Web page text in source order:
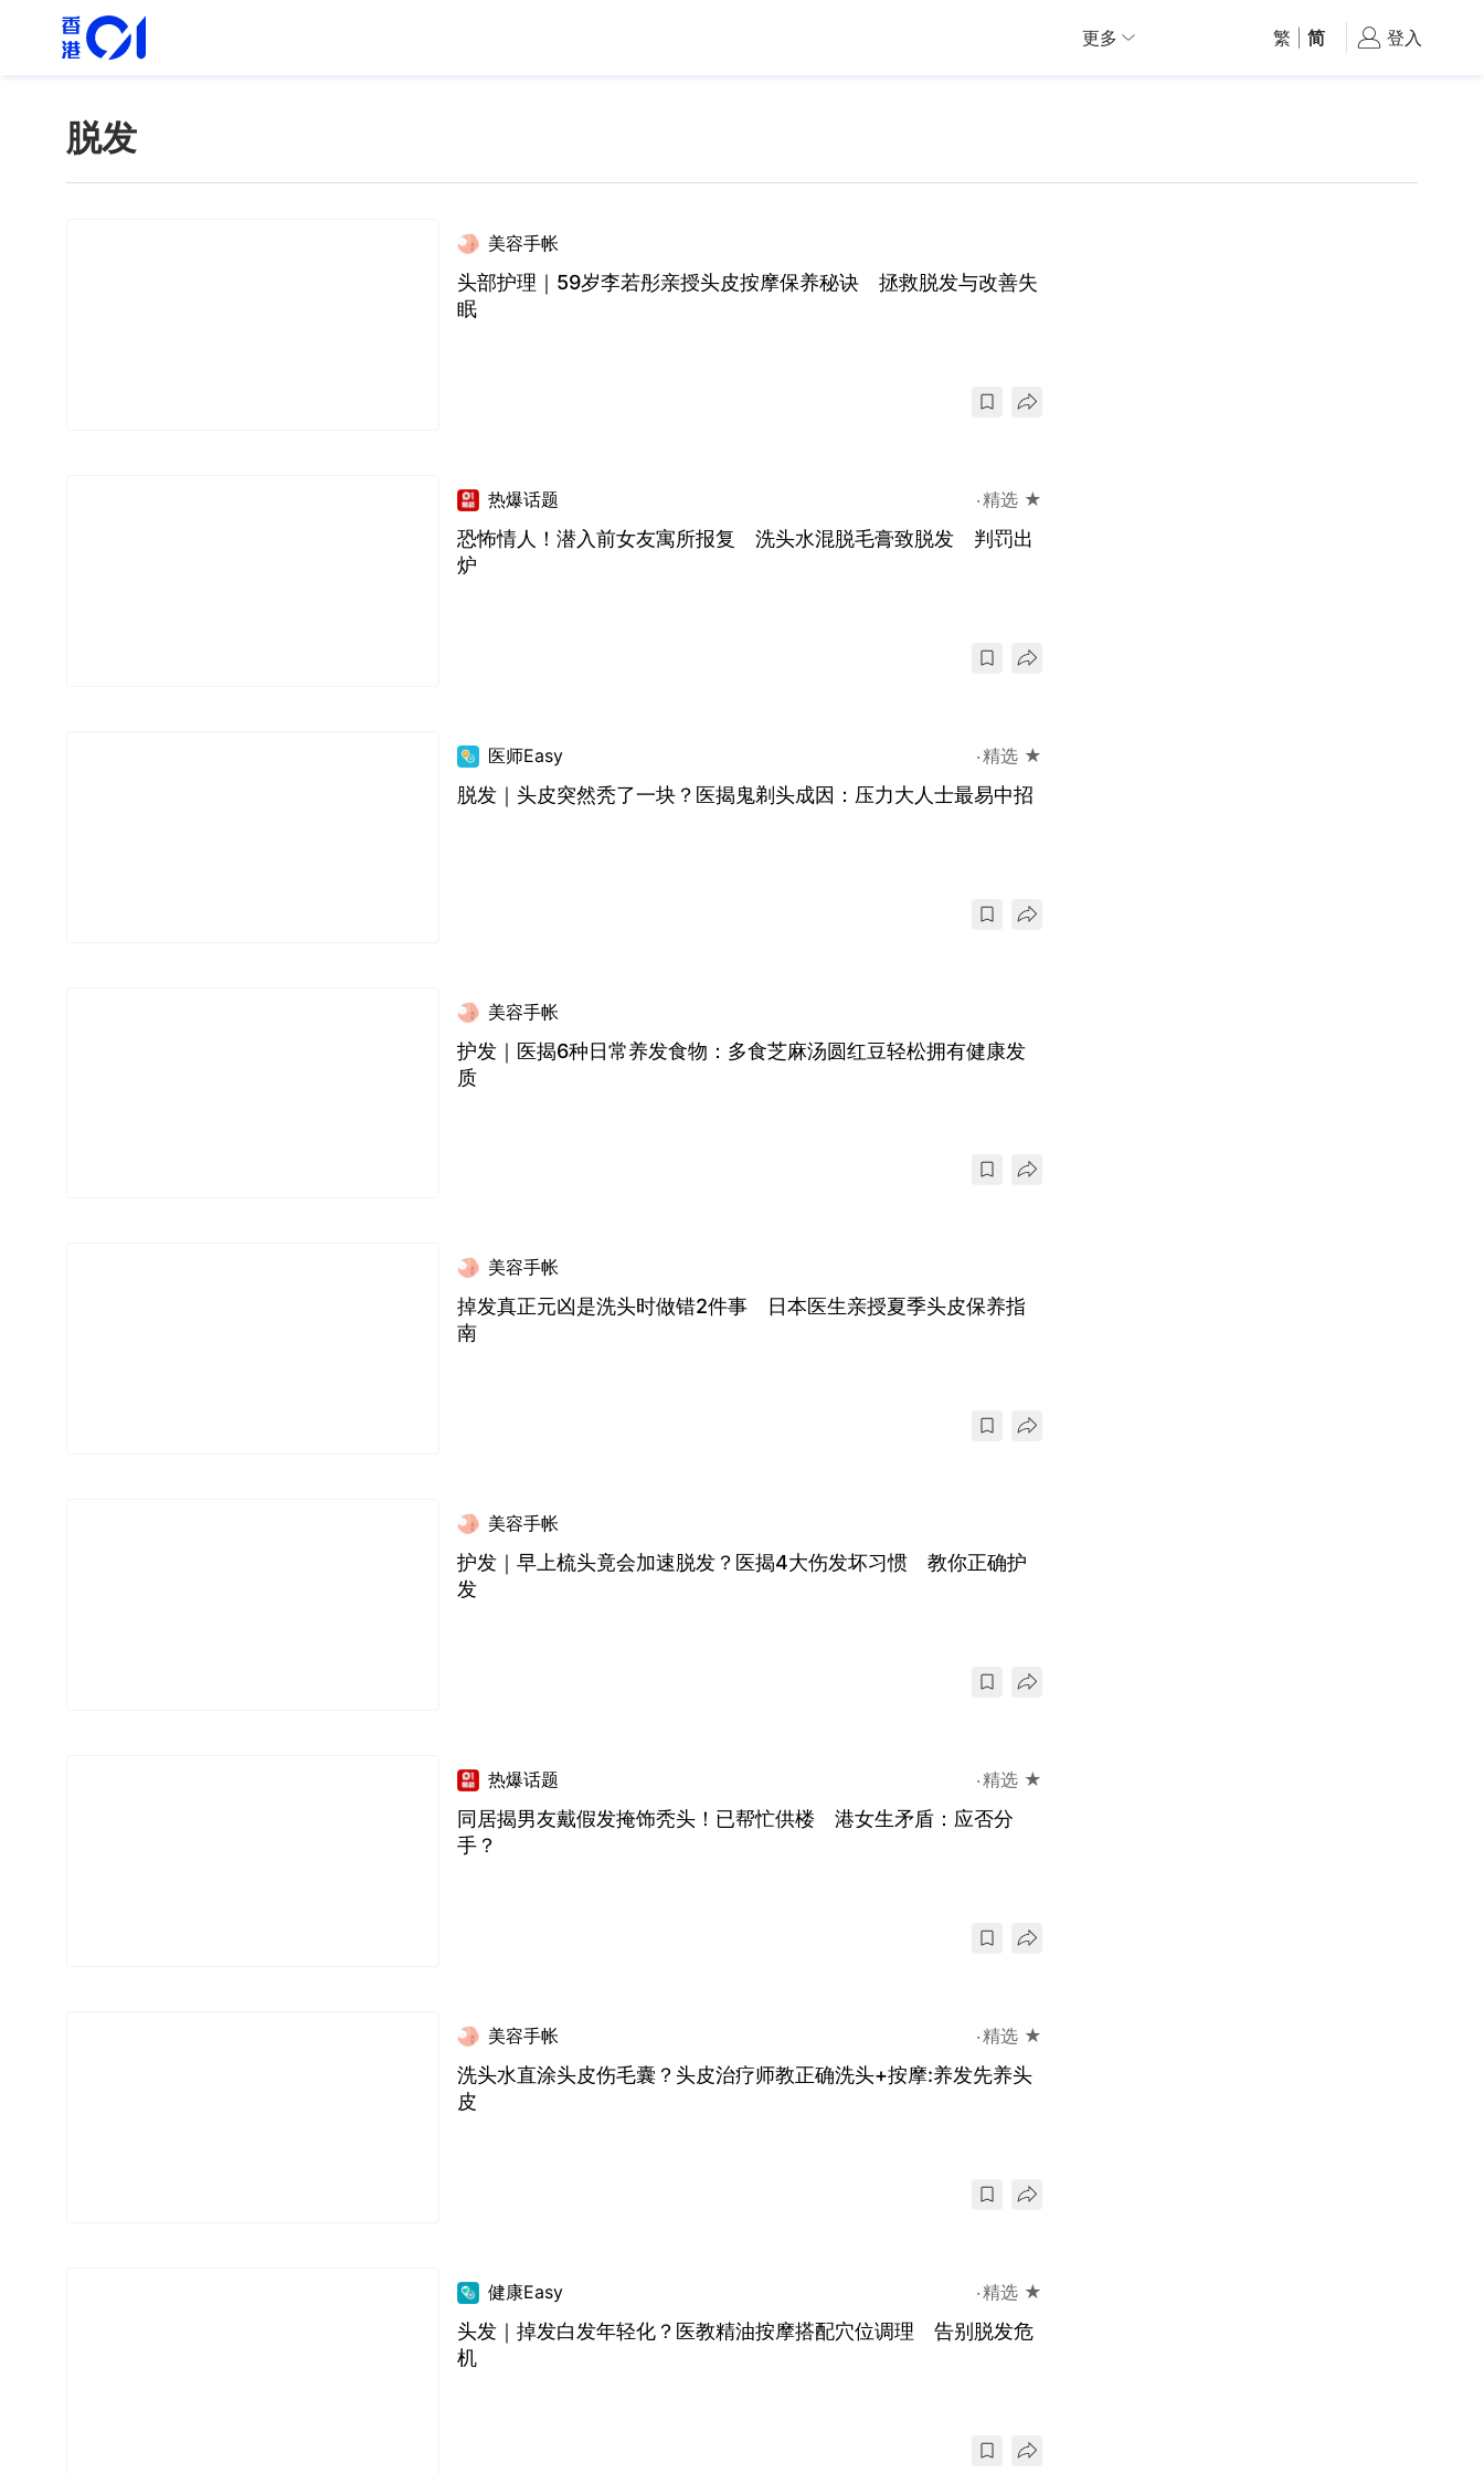
更多 繁 简 登入
脱发
美容手帐
头部护理｜59岁李若彤亲授头皮按摩保养秘诀 拯救脱发与改善失
眠
热爆话题 精选 ★
恐怖情人！潜入前女友寓所报复 洗头水混脱毛膏致脱发 判罚出
炉
医师Easy 精选 ★
脱发｜头皮突然秃了一块？医揭鬼剃头成因：压力大人士最易中招
美容手帐
护发｜医揭6种日常养发食物：多食芝麻汤圆红豆轻松拥有健康发
质
美容手帐
掉发真正元凶是洗头时做错2件事 日本医生亲授夏季头皮保养指
南
美容手帐
护发｜早上梳头竟会加速脱发？医揭4大伤发坏习惯 教你正确护
发
热爆话题 精选 ★
同居揭男友戴假发掩饰秃头！已帮忙供楼 港女生矛盾：应否分
手？
美容手帐 精选 ★
洗头水直涂头皮伤毛囊？头皮治疗师教正确洗头+按摩:养发先养头
皮
健康Easy 精选 ★
头发｜掉发白发年轻化？医教精油按摩搭配穴位调理 告别脱发危
机